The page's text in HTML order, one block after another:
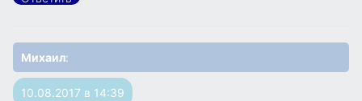
Михаил:
10.08.2017 в 14:39